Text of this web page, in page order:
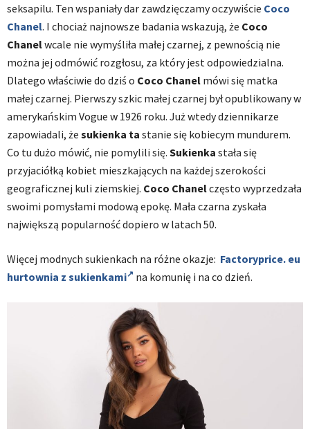
seksapilu. Ten wspaniały dar zawdzięczamy oczywiście Coco
Chanel. I chociaż najnowsze badania wskazują, że Coco
Chanelwcale nie wymyśliła małej czarnej, z pewnością nie
można jej odmówić rozgłosu, za który jest odpowiedzialna.
Dlatego właściwie do dziś o Coco Chanel mówi się matka
małej czarnej. Pierwszy szkic małej czarnej był opublikowany w
amerykańskim Vogue w 1926 roku. Już wtedy dziennikarze
zapowiadali, że sukienka ta stanie się kobiecym mundurem.
Co tu dużo mówić, nie pomylili się. Sukienka stała się
przyjaciółką kobiet mieszkających na każdej szerokości
geograficznej kuli ziemskiej. Coco Chanelczęsto wyprzedzała
swoimi pomysłami modową epokę. Mała czarna zyskała
największą popularność dopiero w latach 50.
Więcej modnych sukienkach na różne okazje: Factoryprice. eu
hurtownia z sukienkami
na komunię i na co dzień.